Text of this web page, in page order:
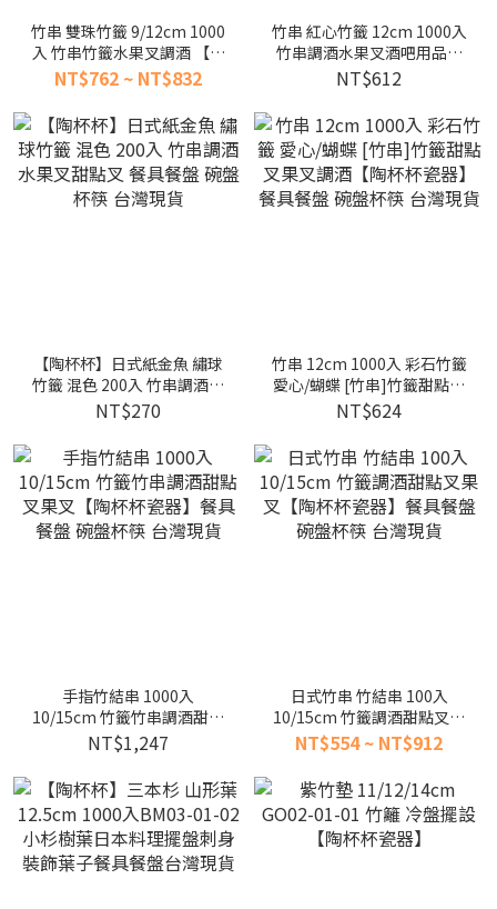
竹串 雙珠竹籤 9/12cm 1000
入 竹串竹籤水果叉調酒 【陶
杯杯瓷器】餐具餐盤 碗盤杯
筷 台灣現貨
NT$762 ~ NT$832
竹串 紅心竹籤 12cm 1000入
竹串調酒水果叉酒吧用品甜
點叉【陶杯杯瓷器】餐具餐
盤 碗盤杯筷 台灣現貨
NT$612
【陶杯杯】日式紙金魚 繡球
竹籤 混色 200入 竹串調酒水
果叉甜點叉 餐具餐盤 碗盤杯
筷 台灣現貨
NT$270
竹串 12cm 1000入 彩石竹籤
愛心/蝴蝶 [竹串]竹籤甜點叉
果叉調酒【陶杯杯瓷器】餐
具餐盤 碗盤杯筷 台灣現貨
NT$624
手指竹結串 1000入
10/15cm 竹籤竹串調酒甜點
叉果叉【陶杯杯瓷器】餐具
餐盤 碗盤杯筷 台灣現貨
NT$1,247
日式竹串 竹結串 100入
10/15cm 竹籤調酒甜點叉果
叉【陶杯杯瓷器】餐具餐盤
碗盤杯筷 台灣現貨
NT$554 ~ NT$912